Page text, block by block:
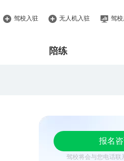
驾校入驻 无人机入驻 驾校
陪练
报名
驾校将会与您电话联